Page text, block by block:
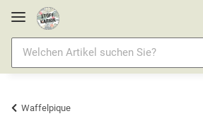
Waffelpique